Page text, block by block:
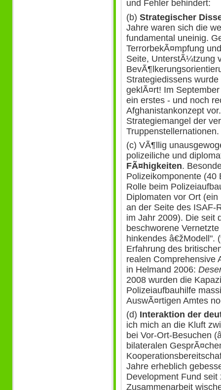
und Fehler behindert:
(b) Strategischer
Jahre waren sich die
fundamental uneinig.
TerrorbekÃ¤mpfung
Seite, UnterstÃ¼tzung
Strategiedissens
geklÃ¤rt! Im
ein erstes - und noch
Afghanistankonzept
Strategiemangel der
Truppenstellernationen.
(c) VÃ¶llig
polizeiliche und
FÃ¤higkeiten.
Polizeikomponente
Rolle beim
Diplomaten vor Ort
an der Seite des ISAF-
im Jahr 2009). Die seit
beschworene
hinkendes â€žModell".
Erfahrung des
realen Comprehensive
in Helmand 2006:
2008 wurden die
Polizeiaufbauhilfe
AuswÃ¤rtigen Amtes
(d) Interaktion der
ich mich an die Kluft
bei Vor-Ort-Besuchen
bilateralen
Jahre erheblich
Development Fund
Zusammenarbeit